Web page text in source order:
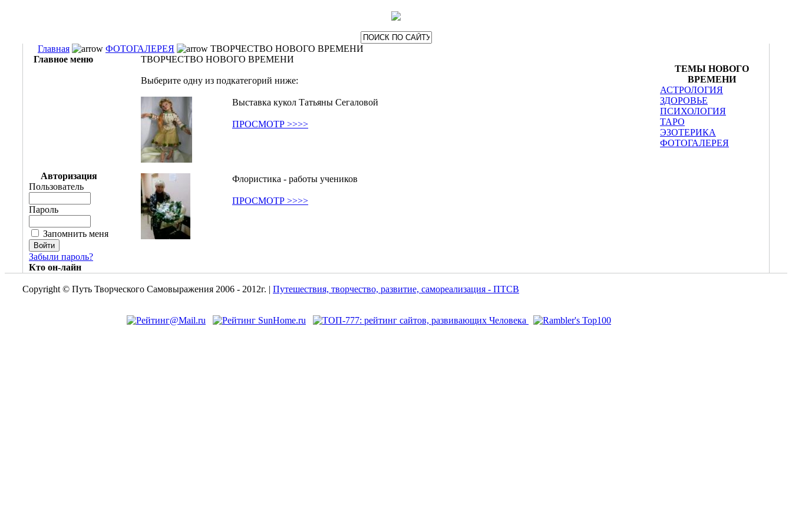
Главная ФОТОГАЛЕРЕЯ
ТВОРЧЕСТВО НОВОГО ВРЕМЕНИ
Главное меню
Авторизация
Пользователь
Пароль
Запомнить меня
Забыли пароль?
Кто он-лайн
ТВОРЧЕСТВО НОВОГО ВРЕМЕНИ
Выберите одну из подкатегорий ниже:
Выставка кукол Татьяны Сегаловой
ПРОСМОТР >>>>
Флористика - работы учеников
ПРОСМОТР >>>>
ТЕМЫ НОВОГО
ВРЕМЕНИ
АСТРОЛОГИЯ
ЗДОРОВЬЕ
ПСИХОЛОГИЯ
ТАРО
ЭЗОТЕРИКА
ФОТОГАЛЕРЕЯ
Copyright © Путь Творческого Самовыражения 2006 - 2012г. | Путешествия, творчество, развитие, самореализация - ПТСВ